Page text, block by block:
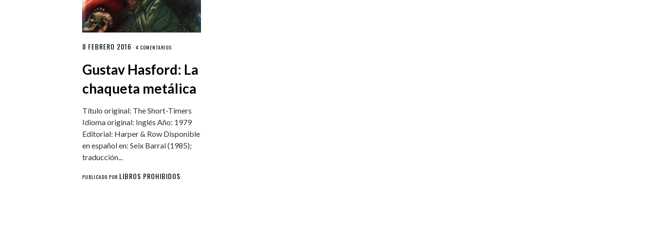
8 FEBRERO 2016 ·4 COMENTARIOS
Gustav Hasford: La
chaqueta metálica
Título original: The Short-Timers
Idioma original: Inglés Año: 1979
Editorial: Harper & Row Disponible
en español en: Seix Barral (1985);
traducción...
PUBLICADO POR LIBROS PROHIBIDOS